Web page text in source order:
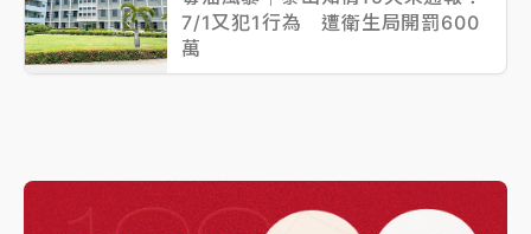
7/1又犯1行為 遭衛生局開罰600
萬